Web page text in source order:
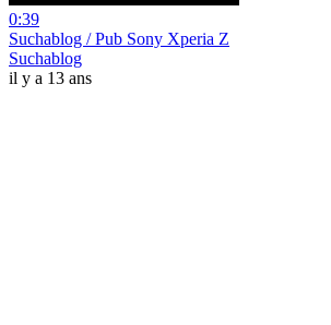
0:39
Suchablog / Pub Sony Xperia Z
Suchablog
il y a 13 ans